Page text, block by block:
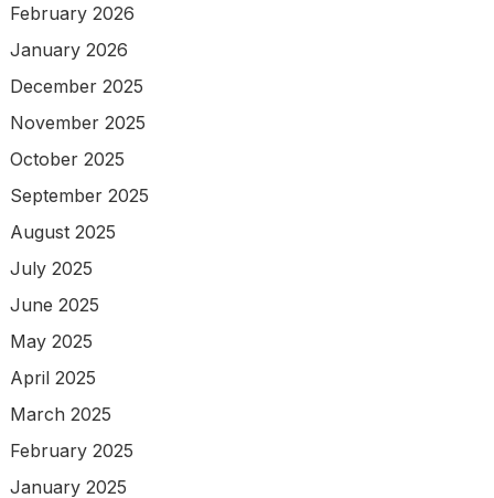
February 2026
January 2026
December 2025
November 2025
October 2025
September 2025
August 2025
July 2025
June 2025
May 2025
April 2025
March 2025
February 2025
January 2025